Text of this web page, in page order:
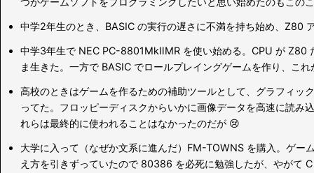
中学2年生のとき、BASIC の実行の遅さに不満を持ち始め、Z80
中学3年生で NEC PC-8801MkⅡMR を使い始める。CPU が Z80
ま生きた。一方で BASIC でロールプレイングゲームを作り、こ
高校のときはゲームを作るための補助ツールとして、グラフィッ
ってた。フロッピーディスクからいかに画像データを高速に読み
れらは最終的に使われることはなかったのだが 😢
大学に入って（なぜか文系に進んだ）FM-TOWNS を購入。ゲー
え方を引きずっていたので 80386 を必死に勉強したが、やがて